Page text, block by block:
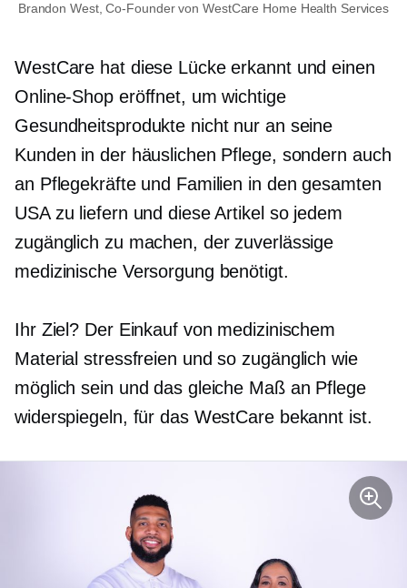
Brandon West,Co-Foundervon WestCare Home Health Services
WestCare hat diese Lücke erkannt und einen
Online-Shop eröffnet, um wichtige
Gesundheitsprodukte nicht nur an seine
Kunden in der häuslichen Pflege, sondern auch
an Pflegekräfte und Familien in den gesamten
USA zu liefern und diese Artikel so jedem
zugänglich zu machen, der zuverlässige
medizinische Versorgung benötigt.
Ihr Ziel? Der Einkauf von medizinischem
Materialstressfreien und so zugänglich wie
möglich sein und das gleiche Maß an Pflege
widerspiegeln, für das WestCare bekannt ist.